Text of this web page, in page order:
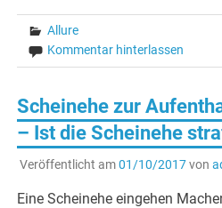
Allure
Kommentar hinterlassen
Scheinehe zur
– Ist die Scheinehe
Veröffentlicht am01/10/2017von
Eine Scheinehe eingehen